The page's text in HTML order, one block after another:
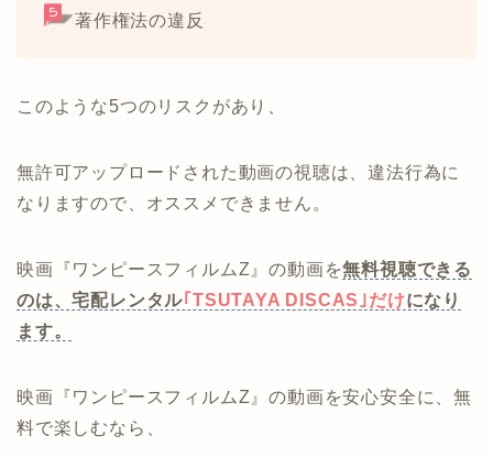
著作権法の違反
このような5つのリスクがあり、
無許可アップロードされた動画の視聴は、違法行為に
なりますので、オススメできません。
映画『ワンピースフィルムZ』の動画を無料視聴できる
のは、宅配レンタル｢TSUTAYA DISCAS｣だけになり
ます。
映画『ワンピースフィルムZ』の動画を安心安全に、無
料で楽しむなら、